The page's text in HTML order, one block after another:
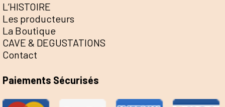
L’HISTOIRE
Les producteurs
La Boutique
CAVE & DEGUSTATIONS
Contact
Paiements Sécurisés